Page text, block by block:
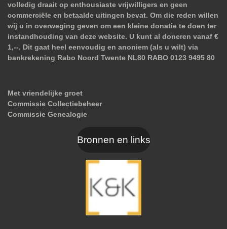
volledig draait op enthousiaste vrijwilligers en geen
commerciële en betaalde uitingen bevat. Om die reden willen
wij u in overweging geven om een kleine donatie te doen ter
instandhouding van deze website. U kunt al doneren vanaf €
1,--. Dit gaat heel eenvoudig en anoniem (als u wilt) via
bankrekening Rabo Noord Twente NL80 RABO 0123 9495 80
Met vriendelijke groet
Commissie Collectiebeheer
Commissie Genealogie
Bronnen en links